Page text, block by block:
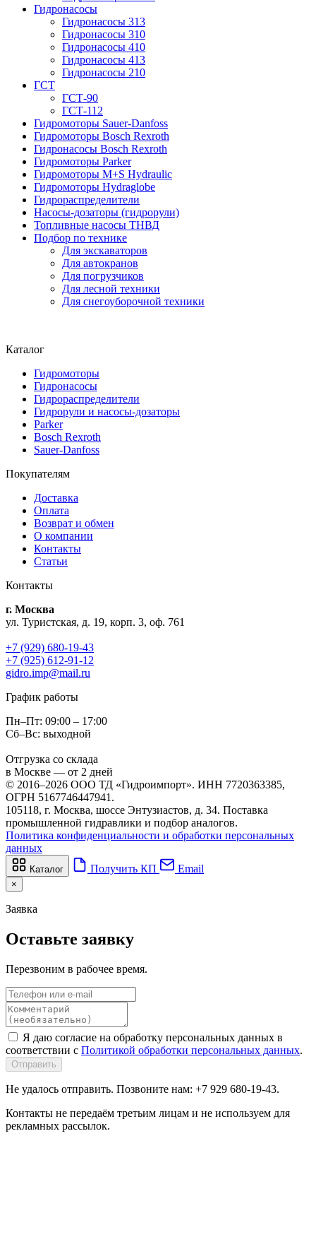
Гидронасосы
Гидронасосы 313
Гидронасосы 310
Гидронасосы 410
Гидронасосы 413
Гидронасосы 210
ГСТ
ГСТ-90
ГСТ-112
Гидромоторы Sauer-Danfoss
Гидромоторы Bosch Rexroth
Гидронасосы Bosch Rexroth
Гидромоторы Parker
Гидромоторы M+S Hydraulic
Гидромоторы Hydraglobe
Гидрораспределители
Насосы-дозаторы (гидрорули)
Топливные насосы ТНВД
Подбор по технике
Для экскаваторов
Для автокранов
Для погрузчиков
Для лесной техники
Для снегоуборочной техники
Каталог
Гидромоторы
Гидронасосы
Гидрораспределители
Гидрорули и насосы-дозаторы
Parker
Bosch Rexroth
Sauer-Danfoss
Покупателям
Доставка
Оплата
Возврат и обмен
О компании
Контакты
Статьи
Контакты
г. Москва
ул. Туристская, д. 19, корп. 3, оф. 761
+7 (929) 680-19-43
+7 (925) 612-91-12
gidro.imp@mail.ru
График работы
Пн–Пт: 09:00 – 17:00
Сб–Вс: выходной
Отгрузка со склада
в Москве — от 2 дней
© 2016–2026 ООО ТД «Гидроимпорт». ИНН 7720363385,
ОГРН 5167746447941.
105118, г. Москва, шоссе Энтузиастов, д. 34. Поставка
промышленной гидравлики и подбор аналогов.
Политика конфиденциальности и обработки персональных
данных
Каталог Получить КП Email
×
Заявка
Оставьте заявку
Перезвоним в рабочее время.
Я даю согласие на обработку персональных данных в
соответствии с Политикой обработки персональных данных.
Отправить
Не удалось отправить. Позвоните нам: +7 929 680-19-43.
Контакты не передаём третьим лицам и не используем для
рекламных рассылок.